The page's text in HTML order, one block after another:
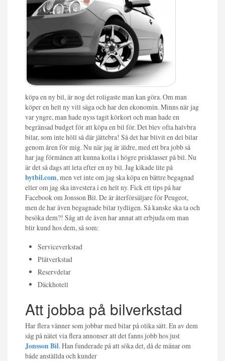
köpa en ny bil, är nog det roligaste man kan göra. Om man
köper en helt ny vill säga och har den ekonomin. Minns när jag
var yngre, man hade nyss tagit körkort och man hade en
begränsad budget för att köpa en bil för. Det blev ofta halvbra
bilar, som inte höll så där jättebra! Så det har blivit en del bilar
genom åren för mig. Nu när jag är äldre, med ett bra jobb så
har jag förmånen att kunna kolla i högre prisklasser på bil. Nu
är det så dags att leta efter en ny bil. Jag kikade lite på
bytbil.com, men vet inte om jag ska köpa en bättre begagnad
eller om jag ska investera i en helt ny. Fick ett tips på har
Facebook om Jonsson Bil. De är återförsäljare för Peugeot,
men de har även begagnade bilar tydligen. Så kanske ska ta och
besöka dem?! Såg att de även har annat att erbjuda om man
blir kund hos dem, så som:
Serviceverkstad
Plåtverkstad
Reservdelar
Däckhotell
Att jobba på bilverkstad
Har flera vänner som jobbar med bilar på olika sätt. En av dem
såg på nätet via flera annonser att det fanns jobb hos just
Jonsson Bil. Han funderade på att söka det, då de månar om
både anställda och kunder